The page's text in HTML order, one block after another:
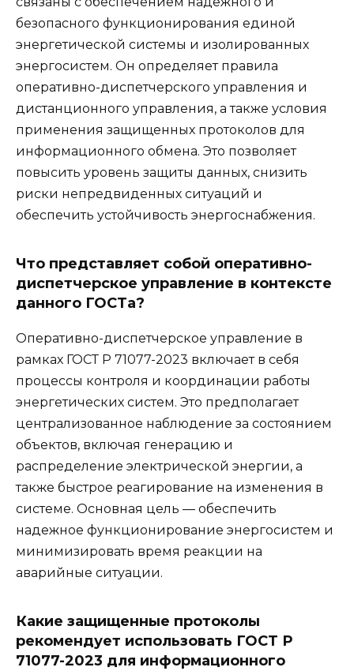
безопасного функционирования единой
энергетической системы и изолированных
энергосистем. Он определяет правила
оперативно-диспетчерского управления и
дистанционного управления, а также условия
применения защищенных протоколов для
информационного обмена. Это позволяет
повысить уровень защиты данных, снизить
риски непредвиденных ситуаций и
обеспечить устойчивость энергоснабжения.
Что представляет собой оперативно-
диспетчерское управление в контексте
данного ГОСТа?
Оперативно-диспетчерское управление в
рамках ГОСТ Р 71077-2023 включает в себя
процессы контроля и координации работы
энергетических систем. Это предполагает
централизованное наблюдение за состоянием
объектов, включая генерацию и
распределение электрической энергии, а
также быстрое реагирование на изменения в
системе. Основная цель — обеспечить
надежное функционирование энергосистем и
минимизировать время реакции на
аварийные ситуации.
Какие защищенные протоколы
рекомендует использовать ГОСТ Р
71077-2023 для информационного